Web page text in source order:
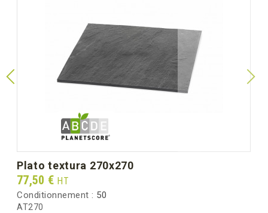
plato textura 270x270
Prix
77,50 € HT
Conditionnement : 50
AT270